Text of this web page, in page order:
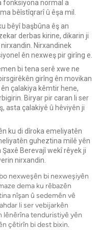
fonksiyona normal a
bêîstîqrarî û êşa mil.
bêyî başbûna êş an
derbas kirine, dikarin ji
Nirxandinek
ên nexweş pir girîng e.
bi tena serê xwe ne
girîng ên movikan
çalakiya kêmtir hene,
Biryar pir caran li ser
asta çalakiyê û hêviyên ji
ku di dîroka emeliyatên
guheztina milê yên
Berevajî wekî rêyek ji
nirxandin.
nexweşên bi nexweşiyên
dema ku rêbazên
nîşan û sedemên vê
li ser vebijarkên
lênêrîna tenduristiyê yên
çêtirîn bi dest bixin.